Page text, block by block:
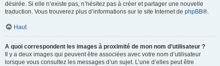
désirée. Si elle n’existe pas, n’hésitez pas à créer et partager une nouvelle
traduction. Vous trouverez plus d’informations sur le site Internet de phpBB®.
Haut
A quoi correspondent les images à proximité de mon nom d’utilisateur ?
Il y a deux images qui peuvent être associées avec votre nom d’utilisateur
lorsque vous consultez les messages d’un sujet. L’une d’elles peut être